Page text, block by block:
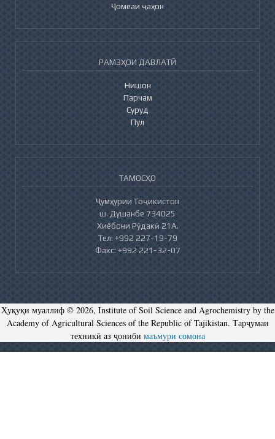
Ҷомеаи ҷаҳон
РАМЗҲОИ ДАВЛАТӢ
Нишон
Парчам
Суруд
Пул
ТАМОСҲО
Ҷумҳурии Тоҷикистон
ш. Душанбе 734025
Хиёбони Рӯдакӣ 21А.
Тел: +992 227-19-79
Факс: +992 221-32-07
Ҳуқуқи муаллиф © 2026, Institute of Soil Science and Agrochemistry by the
Academy of Agricultural Sciences of the Republic of Tajikistan. Тарҷумаи
техникӣ аз ҷониби маъмури сомона